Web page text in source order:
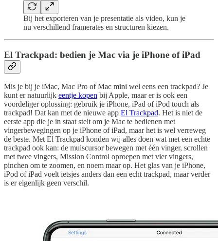
Bij het exporteren van je presentatie als video, kun je
nu verschillend framerates en structuren kiezen.
El Trackpad: bedien je Mac via je iPhone of iPad
Mis je bij je iMac, Mac Pro of Mac mini wel eens een trackpad? Je
kunt er natuurlijk eentje kopen bij Apple, maar er is ook een
voordeliger oplossing: gebruik je iPhone, iPad of iPod touch als
trackpad! Dat kan met de nieuwe app El Trackpad. Het is niet de
eerste app die je in staat stelt om je Mac te bedienen met
vingerbewegingen op je iPhone of iPad, maar het is wel verreweg
de beste. Met El Trackpad konden wij alles doen wat met een echte
trackpad ook kan: de muiscursor bewegen met één vinger, scrollen
met twee vingers, Mission Control oproepen met vier vingers,
pinchen om te zoomen, en noem maar op. Het glas van je iPhone,
iPod of iPad voelt ietsjes anders dan een echt trackpad, maar verder
is er eigenlijk geen verschil.